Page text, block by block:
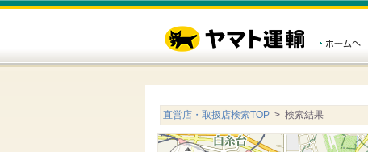
直営店・取扱店検索TOP > 検索結果